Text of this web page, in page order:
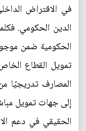
في الاقتراض
الدين الحكومي.
الحكومية ضمن
تمويل القطاع
المصارف تدريجيًا
إلى جهات تمويل
الحقيقي في دعم